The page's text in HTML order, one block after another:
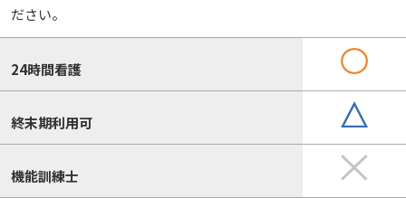
ださい。
24時間看護
終末期利用可
機能訓練士